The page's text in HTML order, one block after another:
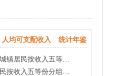
统计年鉴
人均可支配收入
组的人均可支配收入2013-2020
人均可支配收入（2014-2019）